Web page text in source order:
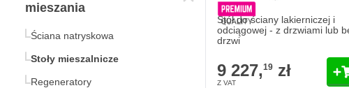
mieszania
Ściana natryskowa
Stoły mieszalnicze
Regeneratory
Stół do ściany lakierniczej i
odciągowej - z drzwiami lub
drzwi
9 227,19zł